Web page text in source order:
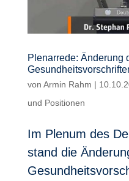
Plenarrede: Änderung
von Armin Rahm |
und Positionen
Im Plenum des
stand die